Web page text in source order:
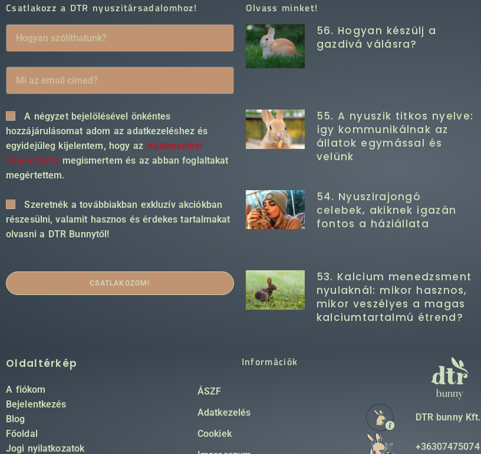
Csatlakozz a DTR nyuszitársadalomhoz!
A négyzet bejelölésével önkéntes
hozzájárulásomat adom az adatkezeléshez és
egyidejűleg kijelentem, hogy azAdatkezelési
Tájékoztatót megismertem és az abban foglaltakat
megértettem.
Szeretnék a továbbiakban exkluzív akciókban
részesülni, valamit hasznos és érdekes tartalmakat
olvasni a DTR Bunnytől!
CSATLAKOZOM!
Olvass minket!
56. Hogyan készülj a
gazdivá válásra?
55. A nyuszik titkos nyelve:
így kommunikálnak az
állatok egymással és
velünk
54. Nyuszirajongó
celebek, akiknek igazán
fontos a háziállata
53. Kalcium menedzsment
nyulaknál: mikor hasznos,
mikor veszélyes a magas
kalciumtartalmú étrend?
Oldaltérkép
A fiókom
Bejelentkezés
Blog
Főoldal
Jogi nyilatkozatok
Információk
ÁSZF
Adatkezelés
Cookiek
DTR bunny Kft.
+36307475074